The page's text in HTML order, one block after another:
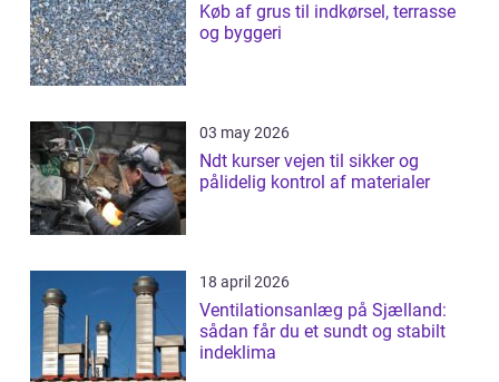
Køb af grus til indkørsel, terrasse
og byggeri
03 may 2026
Ndt kurser vejen til sikker og
pålidelig kontrol af materialer
18 april 2026
Ventilationsanlæg på Sjælland:
sådan får du et sundt og stabilt
indeklima